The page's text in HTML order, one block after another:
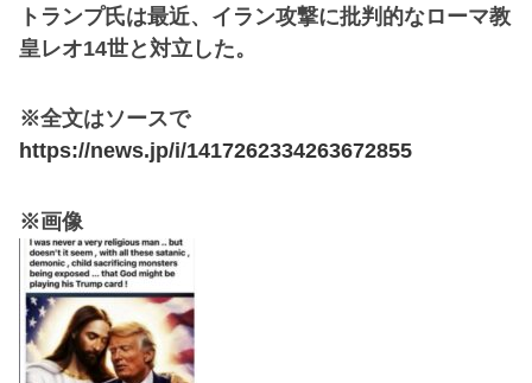
トランプ氏は最近、イラン攻撃に批判的なローマ教
皇レオ14世と対立した。
※全文はソースで
https://news.jp/i/1417262334263672855
※画像